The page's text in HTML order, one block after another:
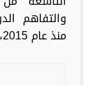
والتفاهم
منذ عام 2015، لتصبح أهم وأكبر جائزة ترج...